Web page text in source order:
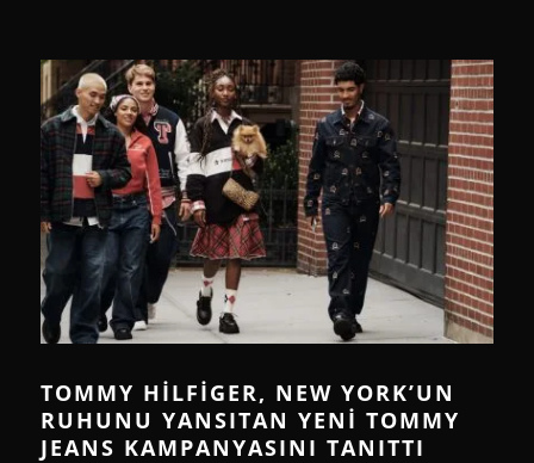
TOMMY HILFIGER, NEW YORK’UN
RUHUNU YANSITAN YENI TOMMY
JEANS KAMPANYASINI TANITTI